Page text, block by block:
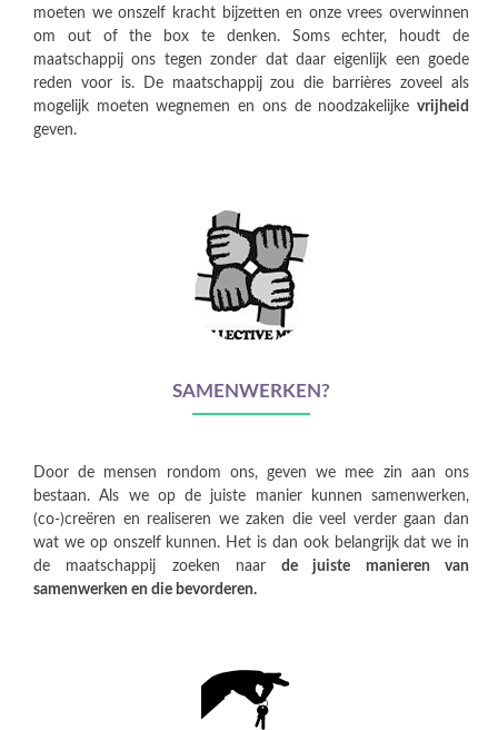
moeten we onszelf kracht bijzetten en onze vrees overwinnen
om out of the box te denken. Soms echter, houdt de
maatschappij ons tegen zonder dat daar eigenlijk een goede
reden voor is. De maatschappij zou die barrières zoveel als
mogelijk moeten wegnemen en ons de noodzakelijke vrijheid
geven.
SAMENWERKEN?
Door de mensen rondom ons, geven we mee zin aan ons
bestaan. Als we op de juiste manier kunnen samenwerken,
(co-)creëren en realiseren we zaken die veel verder gaan dan
wat we op onszelf kunnen. Het is dan ook belangrijk dat we in
de maatschappij zoeken naarde juiste manieren van
samenwerken en die bevorderen.